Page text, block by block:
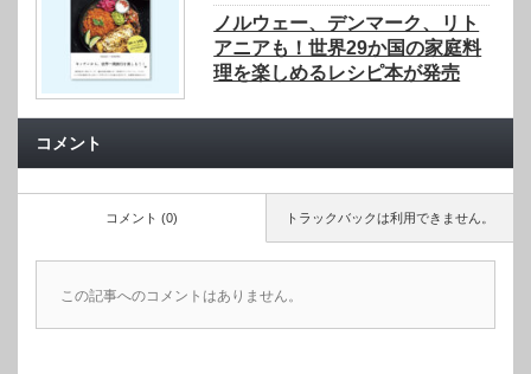
ノルウェー、デンマーク、リト
アニアも！世界29か国の家庭料
理を楽しめるレシピ本が発売
コメント
トラックバックは利用できません。
コメント (0)
この記事へのコメントはありません。